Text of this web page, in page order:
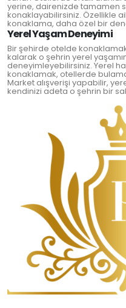
yerine, dairenizde tamamen
konaklayabilirsiniz. Özellikle
konaklama, daha özel bir
Yerel Yaşam Deneyimi
Bir şehirde otelde
kalarak o şehrin yerel
deneyimleyebilirsiniz. Yerel
konaklamak, otellerde
Market alışverişi yapabilir,
kendinizi adeta o şehrin bir